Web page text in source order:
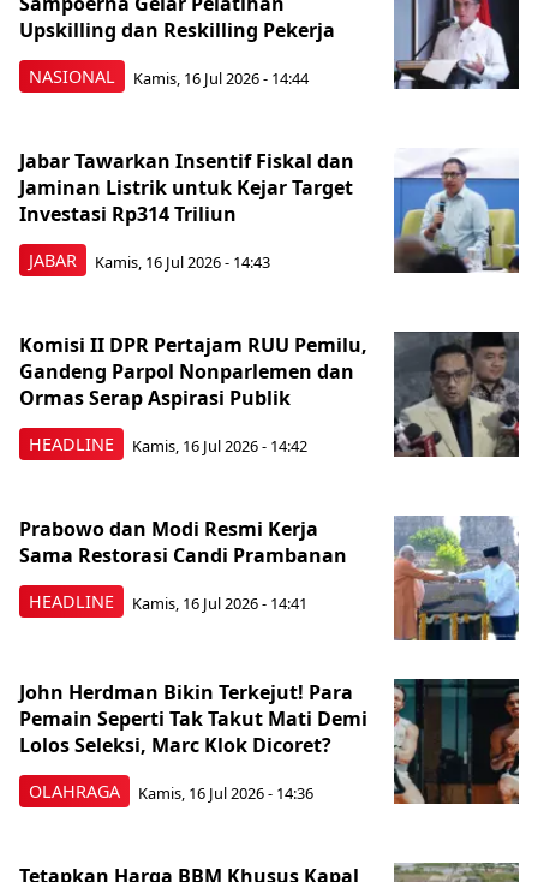
NASIONAL
Upskilling dan Reskilling Pekerja
Kamis, 16 Jul 2026 - 14:44
JABAR
Jabar Tawarkan Insentif Fiskal dan
Jaminan Listrik untuk Kejar Target
Investasi Rp314 Triliun
Kamis, 16 Jul 2026 - 14:43
HEADLINE
Komisi II DPR Pertajam RUU Pemilu,
Gandeng Parpol Nonparlemen dan
Ormas Serap Aspirasi Publik
Kamis, 16 Jul 2026 - 14:42
HEADLINE
Prabowo dan Modi Resmi Kerja
Sama Restorasi Candi Prambanan
Kamis, 16 Jul 2026 - 14:41
OLAHRAGA
John Herdman Bikin Terkejut! Para
Pemain Seperti Tak Takut Mati Demi
Lolos Seleksi, Marc Klok Dicoret?
Kamis, 16 Jul 2026 - 14:36
Tetapkan Harga BBM Khusus Kapal